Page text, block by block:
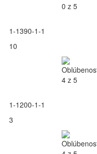
1-1390-1-1
10
1-1200-1-1
3